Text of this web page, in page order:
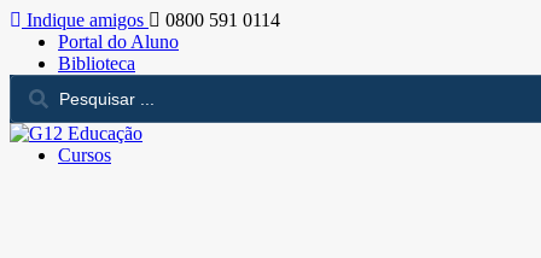
Indique amigos
0800 591 0114
Portal do Aluno
Biblioteca
Cursos